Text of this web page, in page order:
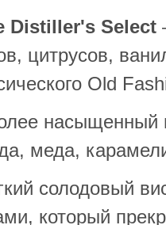
Distiller's Select
цитрусов,
Old
насыщенный
меда,
солодовый
который